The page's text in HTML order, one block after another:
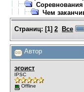
Чем
Страниц: [1] 2 Все
Автор
эгоист
IPSC
Offline